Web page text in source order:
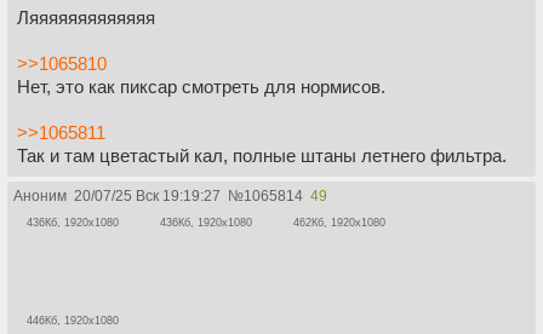
Ляяяяяяяяяяяяя
>>1065810
Нет, это как пиксар смотреть для нормисов.
>>1065811
Так и там цветастый кал, полные штаны летнего фильтра.
Аноним 20/07/25 Вск 19:19:27 №1065814 49
436Кб, 1920x1080 436Кб, 1920x1080 462Кб, 1920x1080
446Кб, 1920x1080